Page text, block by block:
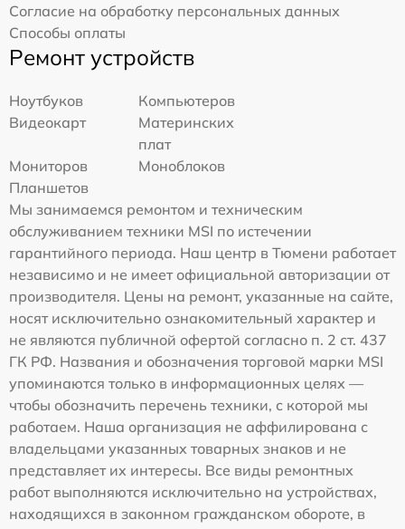
Согласие на обработку персональных данных
Способы оплаты
Ремонт устройств
Ноутбуков
Компьютеров
Видеокарт
Материнских
плат
Мониторов
Моноблоков
Планшетов
Мы занимаемся ремонтом и техническим
обслуживанием техники MSI по истечении
гарантийного периода. Наш центр в Тюмени работает
независимо и не имеет официальной авторизации от
производителя. Цены на ремонт, указанные на сайте,
носят исключительно ознакомительный характер и
не являются публичной офертой согласно п. 2 ст. 437
ГК РФ. Названия и обозначения торговой марки MSI
упоминаются только в информационных целях —
чтобы обозначить перечень техники, с которой мы
работаем. Наша организация не аффилирована с
владельцами указанных товарных знаков и не
представляет их интересы. Все виды ремонтных
работ выполняются исключительно на устройствах,
находящихся в законном гражданском обороте, в